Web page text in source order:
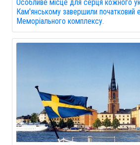
Особливе місце для серця кожного
Кам'янському завершили початковий
Меморіального комплексу.